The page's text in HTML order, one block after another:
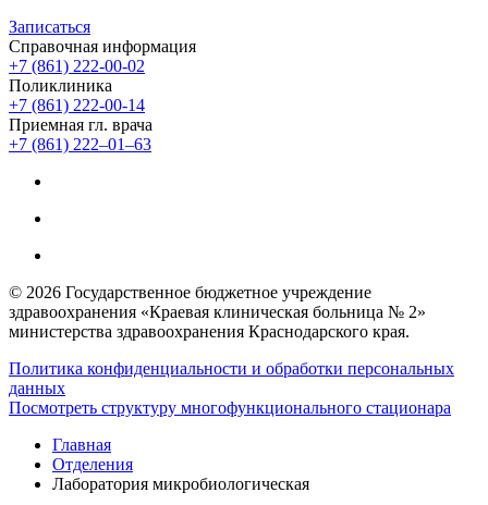
Записаться
Справочная информация
+7 (861) 222-00-02
Поликлиника
+7 (861) 222-00-14
Приемная гл. врача
+7 (861) 222‒01‒63
© 2026 Государственное бюджетное учреждение
здравоохранения «Краевая клиническая больница № 2»
министерства здравоохранения Краснодарского края.
Политика конфиденциальности и обработки персональных
данных
Посмотреть структуру многофункционального стационара
Главная
Отделения
Лаборатория микробиологическая